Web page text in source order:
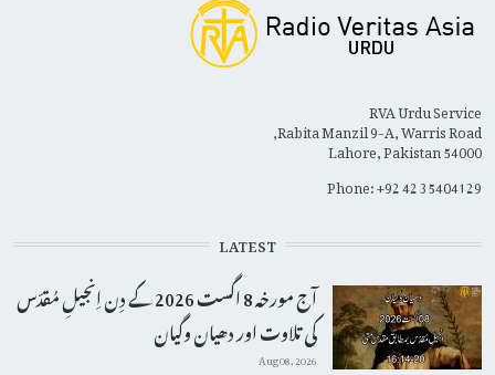
RVA Urdu Service
Rabita Manzil 9-A, Warris Road,
Lahore, Pakistan 54000
Phone: +92 42 35404129
LATEST
آج مورخہ 8 اگست 2026 کے دِن اِنجیلِ مُقدّس
کی تلاوت اور دھیان وگیان
Aug 08, 2026